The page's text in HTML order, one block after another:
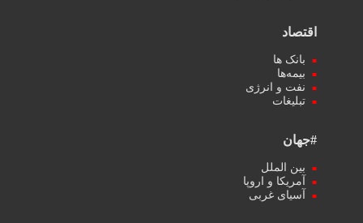
اقتصاد
بانک ها
بیمه‌ها
نفت و انرژی
تبلیغات
#جهان
بین الملل
آمریکا و اروپا
آسیای غربی